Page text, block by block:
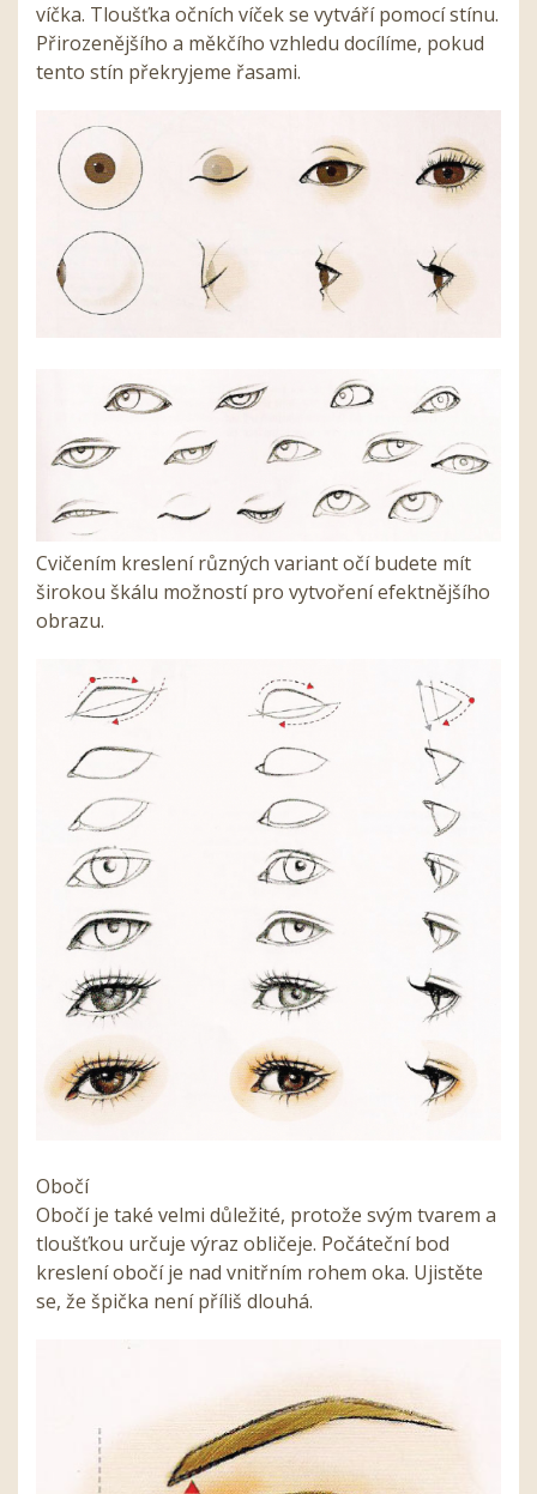
víčka. Tloušťka očních víček se vytváří pomocí stínu.
Přirozenějšího a měkčího vzhledu docílíme, pokud
tento stín překryjeme řasami.
Cvičením kreslení různých variant očí budete mít
širokou škálu možností pro vytvoření efektnějšího
obrazu.
Obočí
Obočí je také velmi důležité, protože svým tvarem a
tloušťkou určuje výraz obličeje. Počáteční bod
kreslení obočí je nad vnitřním rohem oka. Ujistěte
se, že špička není příliš dlouhá.